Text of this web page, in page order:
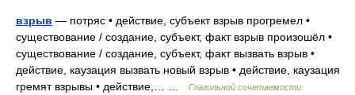
взрыв — потряс • действие, субъект взрыв прогремел •
существование / создание, субъект, факт взрыв произошёл •
существование / создание, субъект, факт вызвать взрыв •
действие, каузация вызвать новый взрыв • действие, каузация
гремят взрывы • действие,… …
Глагольной сочетаемости